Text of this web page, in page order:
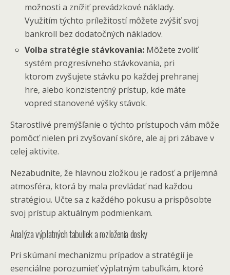
možnosti a znížiť prevádzkové náklady.
Využitím týchto príležitostí môžete zvýšiť svoj
bankroll bez dodatočných nákladov.
Volba stratégie stávkovania: Môžete zvoliť
systém progresívneho stávkovania, pri
ktorom zvyšujete stávku po každej prehranej
hre, alebo konzistentný prístup, kde máte
vopred stanovené výšky stávok.
Starostlivé premýšľanie o týchto prístupoch vám môže
pomôcť nielen pri zvyšovaní skóre, ale aj pri zábave v
celej aktivite.
Nezabudnite, že hlavnou zložkou je radosť a príjemná
atmosféra, ktorá by mala prevládať nad každou
stratégiou. Učte sa z každého pokusu a prispôsobte
svoj prístup aktuálnym podmienkam.
Analýza výplatných tabuliek a rozloženia dosky
Pri skúmaní mechanizmu prípadov a stratégií je
esenciálne porozumieť výplatným tabuľkám, ktoré